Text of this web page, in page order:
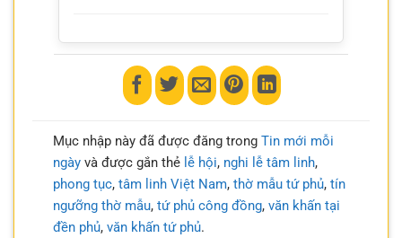
Mục nhập này đã được đăng trong Tin mới mỗi
ngàyvà được gắn thẻ lễ hội, nghi lễ tâm linh,
phong tục, tâm linh Việt Nam, thờ mẫu tứ phủ, tín
ngưỡng thờ mẫu, tứ phủ công đồng, văn khấn tại
đền phủ, văn khấn tứ phủ.